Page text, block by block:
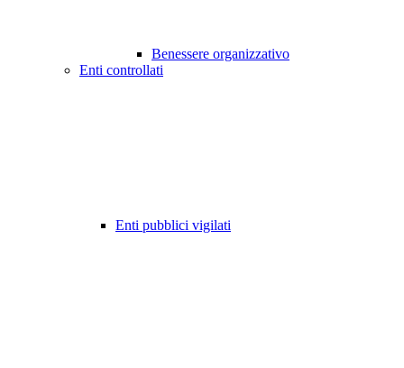
Benessere organizzativo
Enti controllati
Enti pubblici vigilati